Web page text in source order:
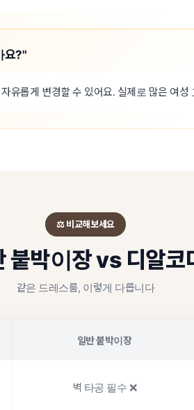
요?"
유롭게 변경할 수 있어요. 실제로 많은 여
⚖️ 비교해보세요
붙박이장 vs 디알코
같은 드레스룸, 이렇게 다릅니다
일반 붙박이장
벽 타공 필수 ❌